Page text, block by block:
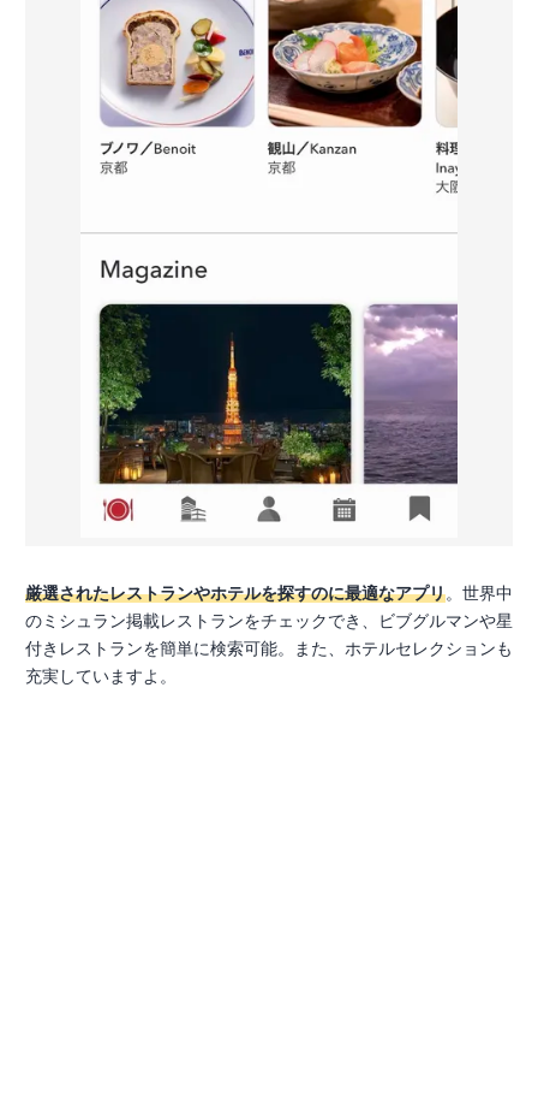
厳選されたレストランやホテルを探すのに最適なアプリ。世界中
のミシュラン掲載レストランをチェックでき、ビブグルマンや星
付きレストランを簡単に検索可能。また、ホテルセレクションも
充実していますよ。